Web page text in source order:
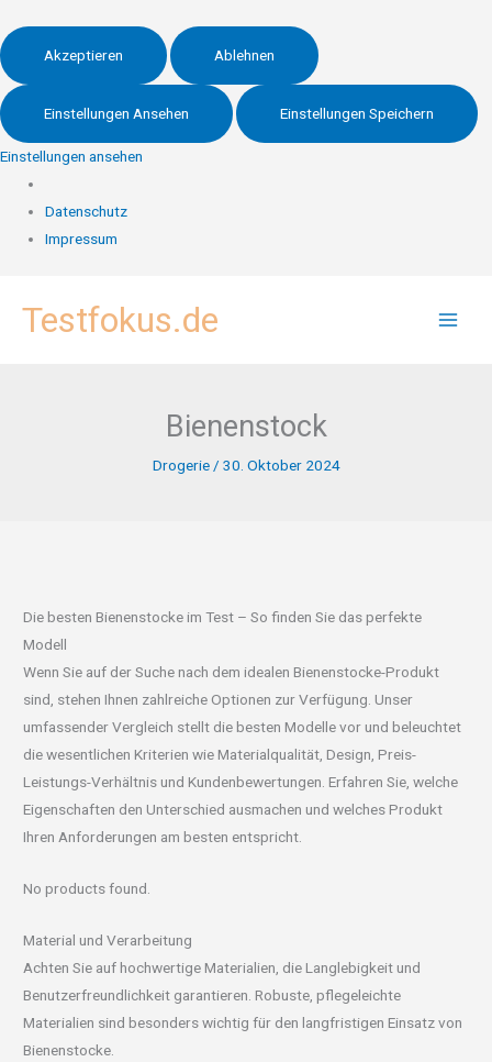
Akzeptieren Ablehnen
Einstellungen Ansehen Einstellungen Speichern
Einstellungen ansehen
Datenschutz
Impressum
InhaltTestfokus.de
Bienenstock
Drogerie/ 30. Oktober 2024
Die besten Bienenstocke im Test – So finden Sie das perfekte
Modell
Wenn Sie auf der Suche nach dem idealen Bienenstocke-Produkt
sind, stehen Ihnen zahlreiche Optionen zur Verfügung. Unser
umfassender Vergleich stellt die besten Modelle vor und beleuchtet
die wesentlichen Kriterien wie Materialqualität, Design, Preis-
Leistungs-Verhältnis und Kundenbewertungen. Erfahren Sie, welche
Eigenschaften den Unterschied ausmachen und welches Produkt
Ihren Anforderungen am besten entspricht.
No products found.
Material und Verarbeitung
Achten Sie auf hochwertige Materialien, die Langlebigkeit und
Benutzerfreundlichkeit garantieren. Robuste, pflegeleichte
Materialien sind besonders wichtig für den langfristigen Einsatz von
Bienenstocke.